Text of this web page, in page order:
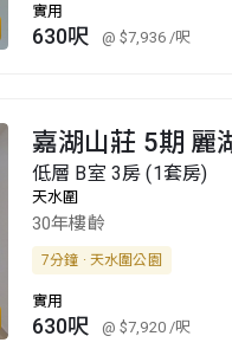
實用
630呎 @ $7,936 /呎
嘉湖山莊 5期 麗
低層 B室 3房 (1套房)
天水圍
30年樓齡
7分鐘 · 天水圍公園
實用
630呎 @ $7,920 /呎